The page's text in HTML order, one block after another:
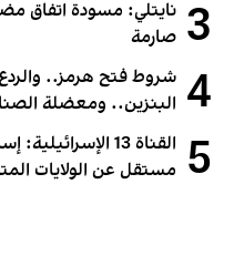
3 نايتلي: مسودة اتفاق
صارمة
4 شروط فتح هرمز..
البنزين.. ومعضلة
5
القناة 13
مستقل عن الولايات